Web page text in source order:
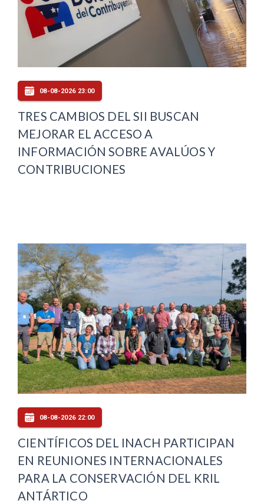
08-08-2026 23:00
TRES CAMBIOS DEL SII BUSCAN
MEJORAR EL ACCESO A
INFORMACIÓN SOBRE AVALÚOS Y
CONTRIBUCIONES
08-08-2026 22:00
CIENTÍFICOS DEL INACH PARTICIPAN
EN REUNIONES INTERNACIONALES
PARA LA CONSERVACIÓN DEL KRIL
ANTÁRTICO